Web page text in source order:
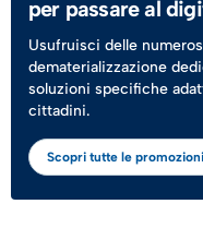
per passare al
Usufruisci delle
dematerializzazione
soluzioni specifiche
cittadini.
Scopri tutte le promozioni